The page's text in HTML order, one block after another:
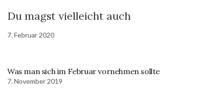
Du magst vielleicht auch
7. Februar 2020
Was man sich im Februar vornehmen sollte
7. November 2019